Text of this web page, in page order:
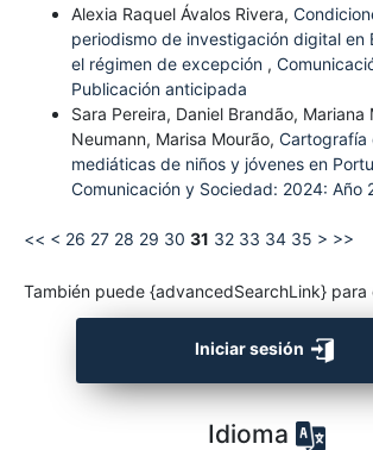
Alexia Raquel Ávalos Rivera,
periodismo de investigación digital en
el régimen de excepción ,
Publicación anticipada
Sara Pereira, Daniel Brandão, Mariana
Neumann, Marisa Mourão, Cartografía
mediáticas de niños y jóvenes en
Comunicación y Sociedad: 2024: Año
<< < 26 27 28 29 30 31 32 33 34 35 > >>
También puede {advancedSearchLink} para
Iniciar sesión
Idioma